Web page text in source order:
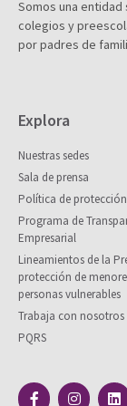
Somos una
colegios y
por padres de
Explora
Nuestras sedes
Sala de prensa
Política de
Programa de
Empresarial
Lineamientos de la
protección de
personas vulnerables
Trabaja con nosotros
PQRS